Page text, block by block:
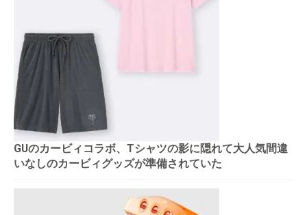
GUのカービィコラボ、Tシャツの影に隠れて大人気間違
いなしのカービィグッズが準備されていた